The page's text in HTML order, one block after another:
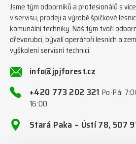
Jsme tým odborníků a profesionálů s
v servisu, prodeji a výrobě špičkové
komunální techniky. Náš tým tvoří
dřevorubci, bývalí operátoři lesních a
vyškolení servisní technici.
info@jpjforest.cz
+420 773 202 321Po-Pá:
16:00
Stará Paka – Ústí 78, 507